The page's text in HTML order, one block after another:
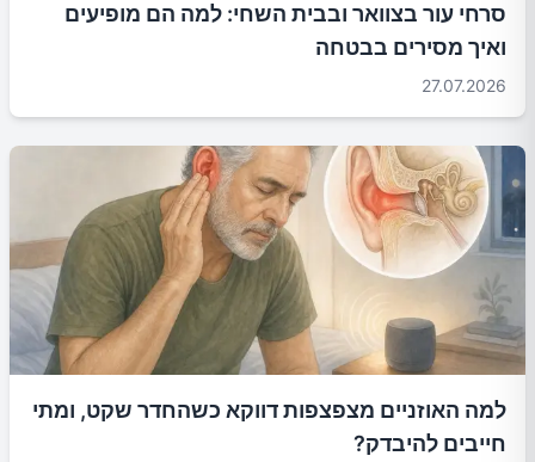
סרחי עור בצוואר ובבית השחי: למה הם מופיעים
ואיך מסירים בבטחה
27.07.2026
למה האוזניים מצפצפות דווקא כשהחדר שקט, ומתי
חייבים להיבדק?